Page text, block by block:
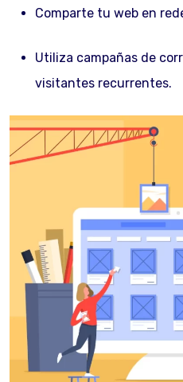
Comparte tu web en
Utiliza campañas de
visitantes recurrentes.